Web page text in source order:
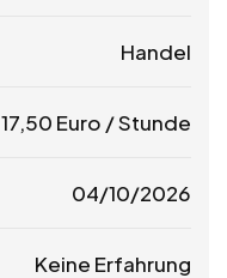
Handel
17,50 Euro / Stunde
04/10/2026
Keine Erfahrung